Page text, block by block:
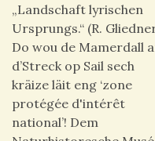
„Landschaft lyrischen
Ursprungs.“ (R.
Do wou de Mamerdall
d’Streck op Sail sech
kräize läit eng ‘zone
protégée d'intérêt
national’! Dem